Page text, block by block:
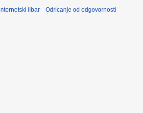
libar Odricanje od odgovornosti